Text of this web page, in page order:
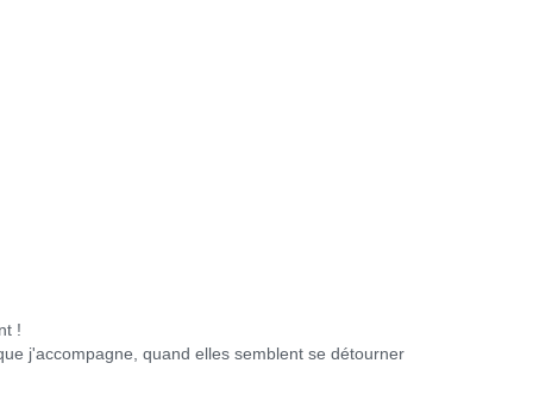
!
j'accompagne, quand elles semblent se détourner